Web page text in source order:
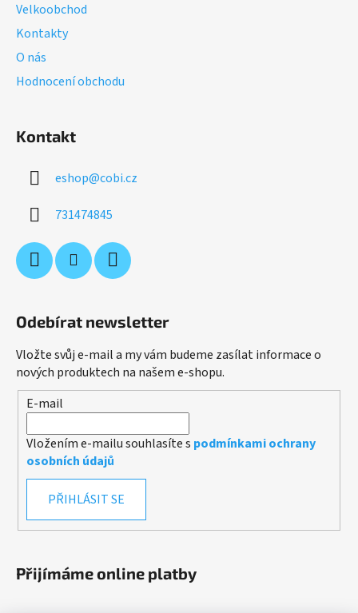
Velkoobchod
Kontakty
O nás
Hodnocení obchodu
Kontakt
eshop@cobi.cz
731474845
Odebírat newsletter
Vložte svůj e-mail a my vám budeme zasílat informace o
nových produktech na našem e-shopu.
E-mail
Vložením e-mailu souhlasíte s podmínkami ochrany
osobních údajů
PŘIHLÁSIT SE
Přijímáme online platby